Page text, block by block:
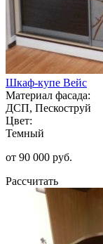
Шкаф-купе Вейс
Материал фасада:
ДСП, Пескоструй
Цвет:
Темный
от 90 000 руб.
Рассчитать